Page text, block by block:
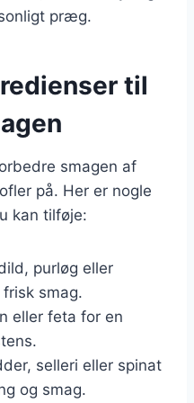
præg.
til
smagen af
på. Her er nogle
kan tilføje:
purløg eller
smag.
eller feta for en
selleri eller spinat
og smag.